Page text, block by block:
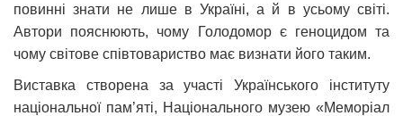
повинні знати не лише в Україні, а й в усьому світі.
Автори пояснюють, чому Голодомор є геноцидом та
чому світове співтовариство має визнати його таким.
Виставка створена за участі Українського інституту
національної пам’яті, Національного музею «Меморіал